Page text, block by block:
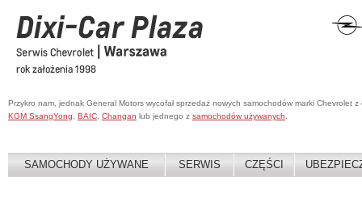
Przykro nam, jednak General Motors wycofał sprzedaż nowych samochodów marki Chevrolet
KGM SsangYong
BAIC Changan lub jednego z samochodów używanych
SAMOCHODY UŻYWANE SERWIS CZĘŚCI